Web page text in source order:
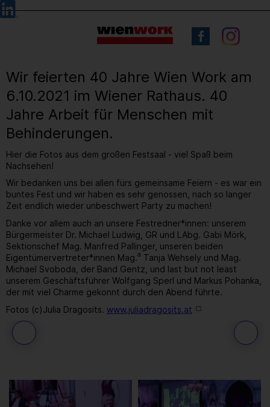
Barrierefreie
Bedienung
Sprachauswahl
Wir feierten 40 Jahre Wien Work am
6.10.2021 im Wiener Rathaus. 40
Jahre Arbeit für Menschen mit
Behinderungen.
Hier die Fotos aus dem großen Festsaal - viel Spaß beim
Nachsehen!
Wir bedanken uns bei allen fürs gemeinsame Feiern - es war ein
buntes Fest und wir haben es sehr genossen, nach so langer
Zeit endlich wieder unbeschwert Party zu machen!
Danke vor allem auch an unsere Festredner*innen: unserem
Bürgermeister Dr. Michael Ludwig, GR und LAbg. Gabi Mörk,
Sektionschef Mag. Manfred Pallinger, unseren beiden
Eigentümervertreter*innen Mag.a Tanja Wehsely und Mag.
Michael Svoboda, der Band Gentz, und last but not least
unserem Geschäftsführer Wolfgang Sperl und Markus Pohanka,
der mit viel Charme gekonnt durch den Abend führte.
Fotos (c)Julia Dragosits. www.juliadragosits.at
71 / 259